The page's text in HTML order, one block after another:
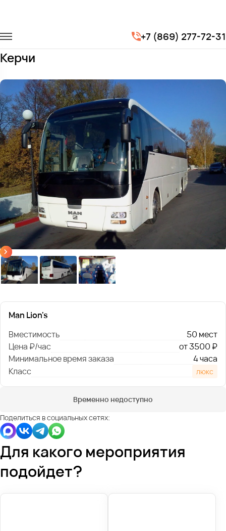
+7 (869) 277-72-31
Man Lion's
Заказать Man Lion's с водителем в
Керчи
Man Lion's
Вместимость
50 мест
Цена ₽/час
от 3500 ₽
Минимальное время заказа
4 часа
Класс
люкс
Временно недоступно
Поделиться в социальных сетях:
Для какого мероприятия
подойдет?